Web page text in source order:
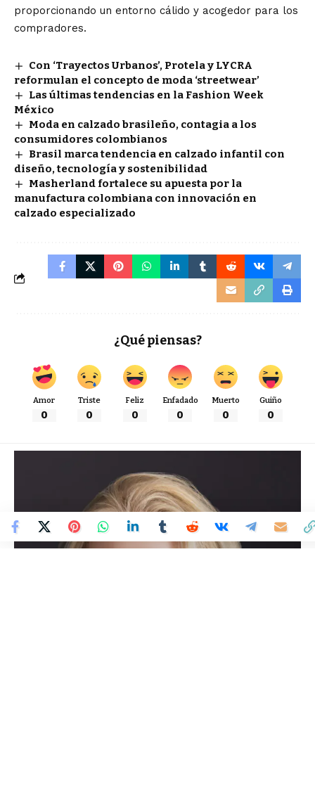
proporcionando un entorno cálido y acogedor para los
compradores.
Con ‘Trayectos Urbanos’, Protela y LYCRA
reformulan el concepto de moda ‘streetwear’
Las últimas tendencias en la Fashion Week
México
Moda en calzado brasileño, contagia a los
consumidores colombianos
Brasil marca tendencia en calzado infantil con
diseño, tecnología y sostenibilidad
Masherland fortalece su apuesta por la
manufactura colombiana con innovación en
calzado especializado
¿Qué piensas?
Amor
0
Triste
0
Feliz
0
Enfadado
0
Muerto
0
Guiño
0